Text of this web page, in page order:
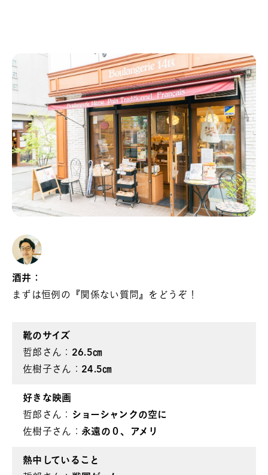
酒井：
まずは恒例の『関係ない質問』をどうぞ！
靴のサイズ
哲郎さん： 26.5㎝
佐樹子さん： 24.5㎝
好きな映画
哲郎さん：
ショーシャンクの空に
佐樹子さん： 永遠の０、アメリ
熱中していること